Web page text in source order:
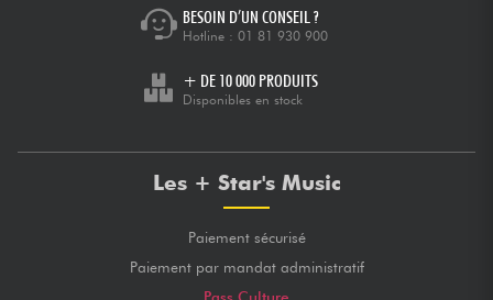
BESOIN D’UN CONSEIL ?
Hotline : 01 81 930 900
+ DE 10 000 PRODUITS
Disponibles en stock
Les + Star's Music
Paiement sécurisé
Paiement par mandat administratif
Pass Culture